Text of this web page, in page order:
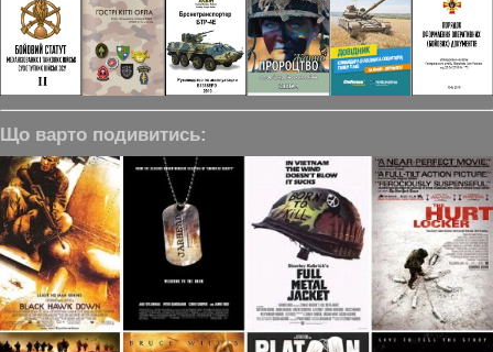
Що варто подивитись: